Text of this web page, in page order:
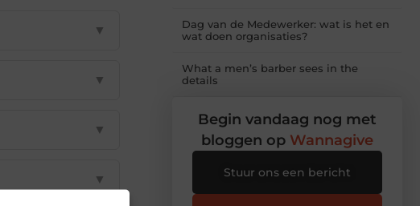
▼
▼
▼
▼
Dag van de Medewerker: wat is het en
wat doen organisaties?
What a men’s barber sees in the
details
Begin vandaag nog met
bloggen op Wannagive
Stuur ons een bericht